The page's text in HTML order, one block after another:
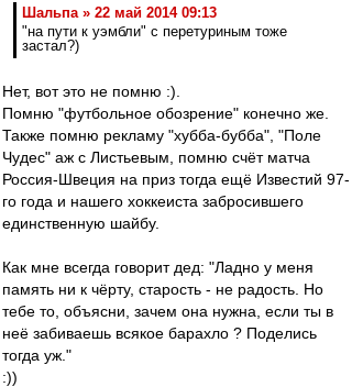
Шальпа » 22 май 2014 09:13
"на пути к уэмбли" с перетуриным тоже
застал?)
Нет, вот это не помню :).
Помню "футбольное обозрение" конечно же.
Также помню рекламу "хубба-бубба", "Поле
Чудес" аж с Листьевым, помню счёт матча
Россия-Швеция на приз тогда ещё Известий 97-
го года и нашего хоккеиста забросившего
единственную шайбу.
Как мне всегда говорит дед: "Ладно у меня
память ни к чёрту, старость - не радость. Но
тебе то, объясни, зачем она нужна, если ты в
неё забиваешь всякое барахло ? Поделись
тогда уж."
:))